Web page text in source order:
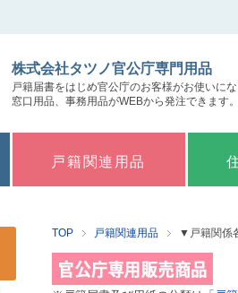
株式会社タツノ官公庁専門用品
戸籍届書をはじめ官公庁のお客様がお使いに
窓口用品、事務用品がWEBから発注できます
戸籍関連用品
TOP 戸籍関連用品 ▼戸籍関係